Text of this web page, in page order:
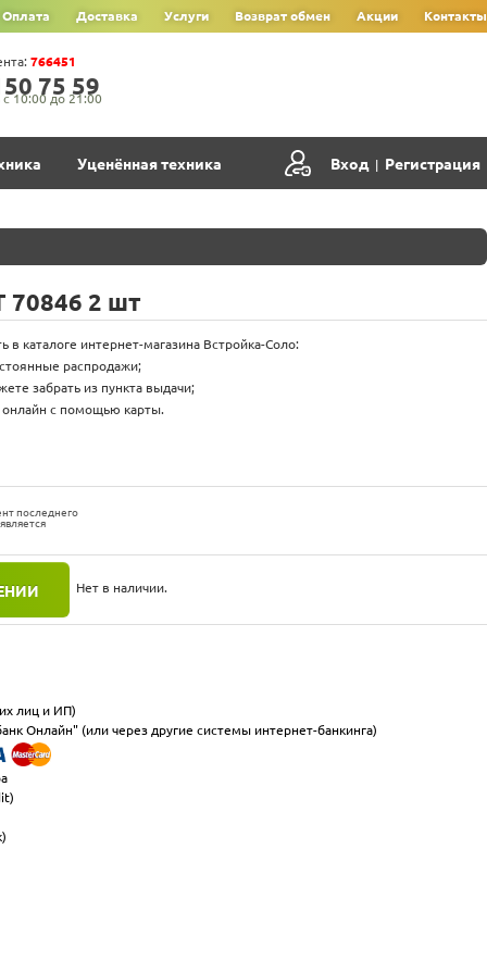
Оплата Доставка Услуги Возврат обмен Акции Контакты
7‍5‍ 5‍9‍
10:00 до 21:00
766451
Уценённая техника Вход | Регистрация
70846 2 шт
в каталоге интернет-магазина Встройка-Соло:
распродажи;
забрать из пункта выдачи;
с помощью карты.
последнего
Нет в наличии.
лиц и ИП)
Онлайн" (или через другие системы интернет-банкинга)